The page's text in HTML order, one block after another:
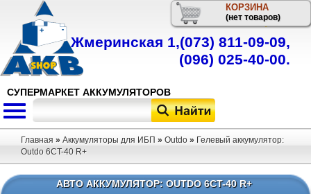
КОРЗИНА
(нет товаров)
СУПЕРМАРКЕТ АККУМУЛЯТОРОВ
Телефон
Жмеринская 1,(073) 811-09-09,
(096) 025-40-00.
Главная » Аккумуляторы для ИБП » Outdo » Гелевый аккумулятор:
Outdo 6CT-40 R+
АВТО АККУМУЛЯТОР: OUTDO 6CT-40 R+